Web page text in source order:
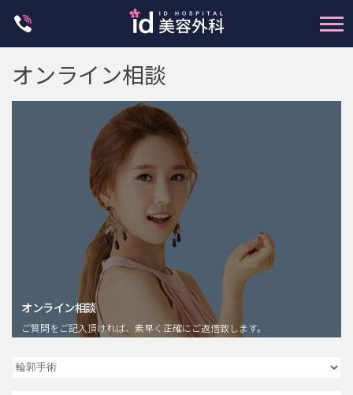
脂肪注入(アンチエイジング)
豊胸手術・バストアップ
オンライン相談
オンライン相談
ご質問をご記入頂ければ、素早く正確にご返信致します。